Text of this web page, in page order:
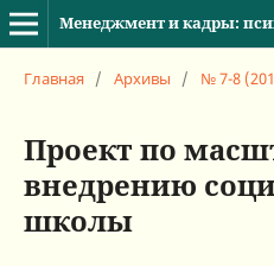
Главная / Архивы / № 7-8
Проект по
внедрению
школы